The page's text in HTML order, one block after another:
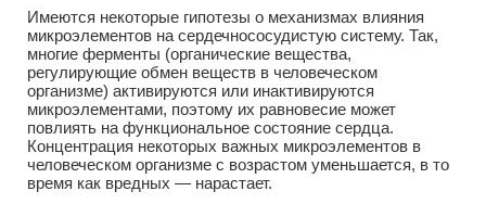
Имеются некоторые гипотезы о механизмах влияния
микроэлементов на сердечнососудистую систему. Так,
многие ферменты (органические вещества,
регулирующие обмен веществ в человеческом
организме) активируются или инактивируются
микроэлементами, поэтому их равновесие может
повлиять на функциональное состояние сердца.
Концентрация некоторых важных микроэлементов в
человеческом организме с возрастом уменьшается, в то
время как вредных — нарастает.